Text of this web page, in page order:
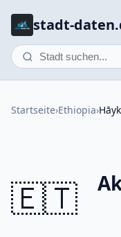
stadt-
Startseite›Ethiopia›
🇪🇹